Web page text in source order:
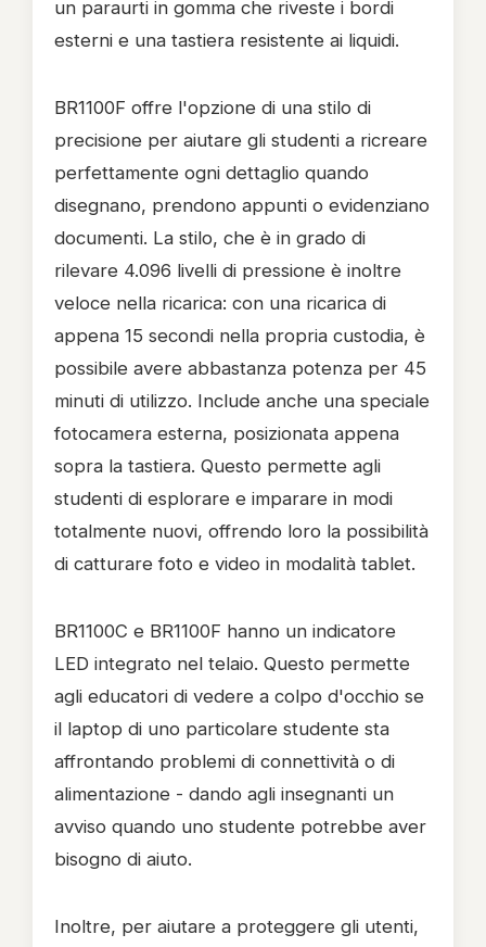
un paraurti in gomma che riveste i bordi
esterni e una tastiera resistente ai liquidi.
BR1100F offre l'opzione di una stilo di
precisione per aiutare gli studenti a ricreare
perfettamente ogni dettaglio quando
disegnano, prendono appunti o evidenziano
documenti. La stilo, che è in grado di
rilevare 4.096 livelli di pressione è inoltre
veloce nella ricarica: con una ricarica di
appena 15 secondi nella propria custodia, è
possibile avere abbastanza potenza per 45
minuti di utilizzo. Include anche una speciale
fotocamera esterna, posizionata appena
sopra la tastiera. Questo permette agli
studenti di esplorare e imparare in modi
totalmente nuovi, offrendo loro la possibilità
di catturare foto e video in modalità tablet.
BR1100C e BR1100F hanno un indicatore
LED integrato nel telaio. Questo permette
agli educatori di vedere a colpo d'occhio se
il laptop di uno particolare studente sta
affrontando problemi di connettività o di
alimentazione - dando agli insegnanti un
avviso quando uno studente potrebbe aver
bisogno di aiuto.
Inoltre, per aiutare a proteggere gli utenti,